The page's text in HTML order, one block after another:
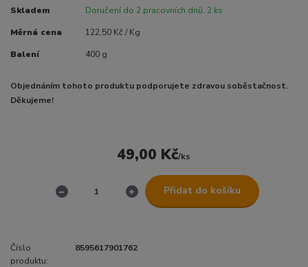
Skladem Doručení do 2 pracovních dnů. 2 ks
Měrná cena 122,50 Kč / Kg
Balení 400 g
Objednáním tohoto produktu podporujete zdravou soběstačnost.
Děkujeme!
49,00 Kč/ks
Přidat do košíku
Číslo
produktu:
8595617901762